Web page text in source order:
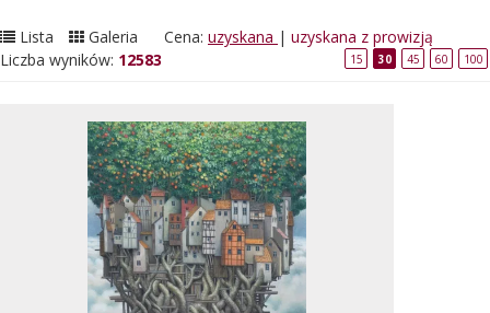
Lista Galeria Cena: uzyskana | uzyskana z prowizją
Liczba wyników: 12583 15 30 45 60 100